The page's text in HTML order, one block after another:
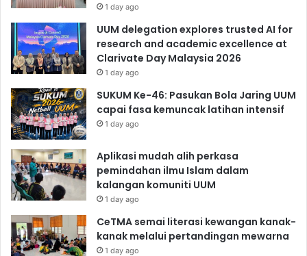
1 day ago
UUM delegation explores trusted AI for
research and academic excellence at
Clarivate Day Malaysia 2026
1 day ago
SUKUM Ke-46: Pasukan Bola Jaring UUM
capai fasa kemuncak latihan intensif
1 day ago
Aplikasi mudah alih perkasa
pemindahan ilmu Islam dalam
kalangan komuniti UUM
1 day ago
CeTMA semai literasi kewangan kanak-
kanak melalui pertandingan mewarna
1 day ago